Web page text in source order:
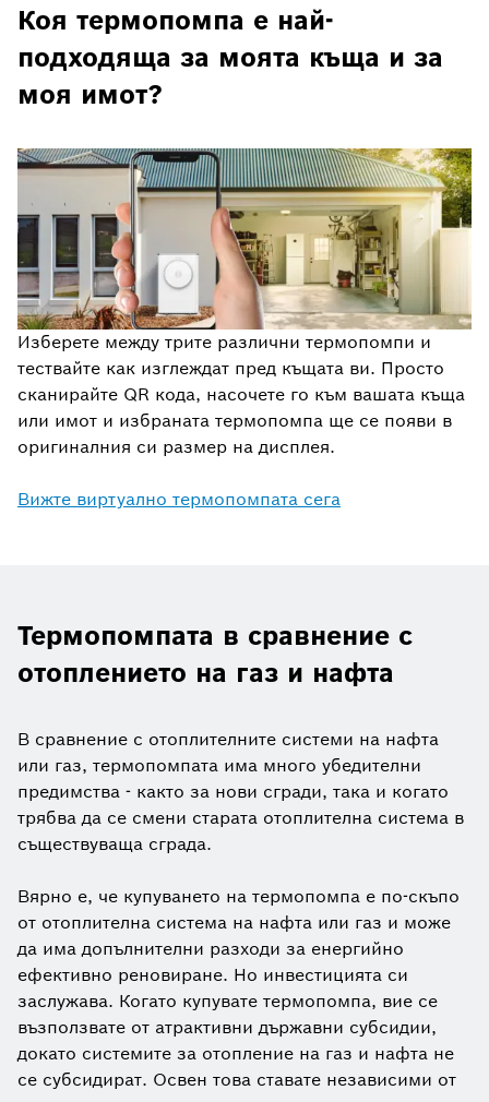
Коя термопомпа е най-
подходяща за моята къща и за
моя имот?
Изберете между трите различни термопомпи и
тествайте как изглеждат пред къщата ви. Просто
сканирайте QR кода, насочете го към вашата къща
или имот и избраната термопомпа ще се появи в
оригиналния си размер на дисплея.
Вижте виртуално термопомпата сега
Термопомпата в сравнение с
отоплението на газ и нафта
В сравнение с отоплителните системи на нафта
или газ, термопомпата има много убедителни
предимства - както за нови сгради, така и когато
трябва да се смени старата отоплителна система в
съществуваща сграда.
Вярно е, че купуването на термопомпа е по-скъпо
от отоплителна система на нафта или газ и може
да има допълнителни разходи за енергийно
ефективно реновиране. Но инвестицията си
заслужава. Когато купувате термопомпа, вие се
възползвате от атрактивни държавни субсидии,
докато системите за отопление на газ и нафта не
се субсидират. Освен това ставате независими от